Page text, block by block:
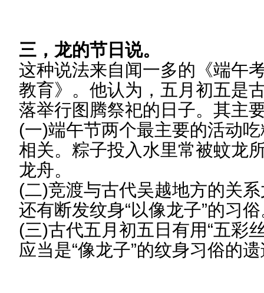
三，龙的节日说。
这种说法来自闻一多的《端午
教育》。他认为，五月初五是
落举行图腾祭祀的日子。其主
(一)端午节两个最主要的活动
相关。粽子投入水里常被蚊龙
龙舟。
(二)竞渡与古代吴越地方的关
还有断发纹身“以像龙子”的习
(三)古代五月初五日有用“五彩
应当是“像龙子”的纹身习俗的